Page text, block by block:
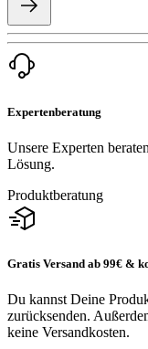
Expertenberatung
Unsere Experten
Lösung.
Produktberatung
Gratis Versand ab 99€ &
Du kannst Deine
zurücksenden.
keine Versandkosten.